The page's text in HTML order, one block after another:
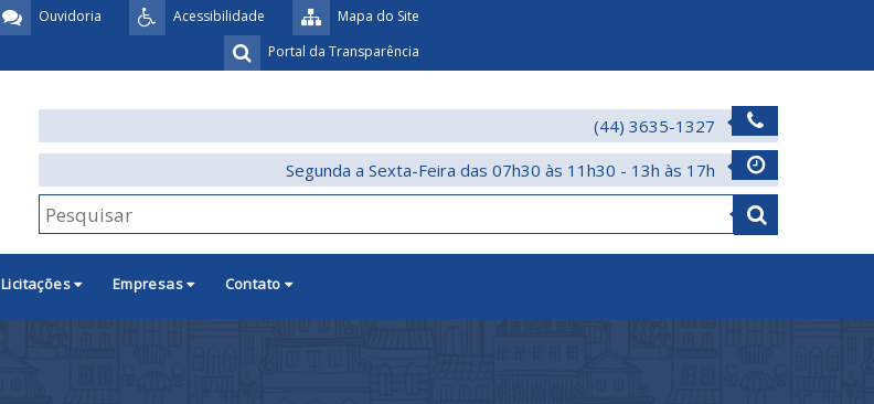
Mapa do Site
Acessibilidade
Ouvidoria
Portal da Transparência
(44) 3635-1327
Segunda a Sexta-Feira das 07h30 às 11h30 - 13h às 17h
Licitações Empresas Contato